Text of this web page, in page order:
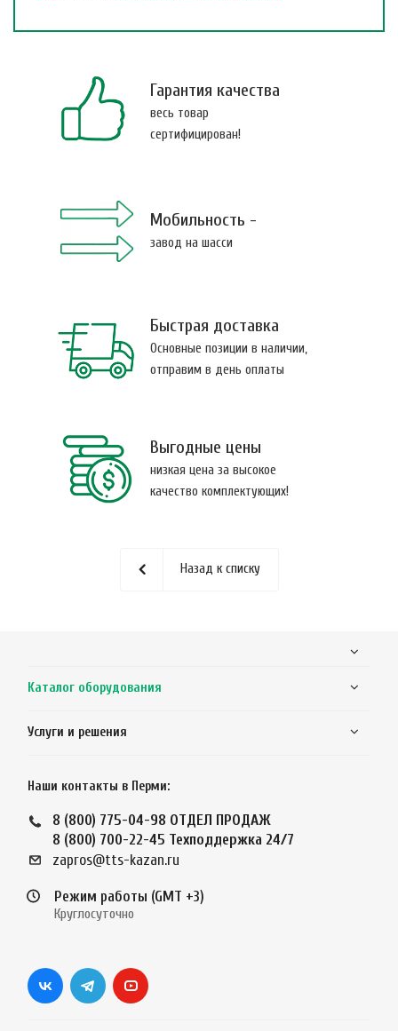
Гарантия качества
весь товар
сертифицирован!
Мобильность -
завод на шасси
Быстрая доставка
Основные позиции в наличии,
отправим в день оплаты
Выгодные цены
низкая цена за высокое
качество комплектующих!
Назад к списку
Каталог оборудования
Услуги и решения
Наши контакты в Перми:
8 (800) 775-04-98 ОТДЕЛ ПРОДАЖ
8 (800) 700-22-45 Техподдержка 24/7
zapros@tts-kazan.ru
Режим работы (GMT +3)
Круглосуточно